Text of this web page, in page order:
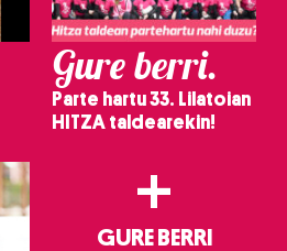
Gure berri.
Parte hartu 33. Lilatoian
HITZA taldearekin!
+
GURE BERRI